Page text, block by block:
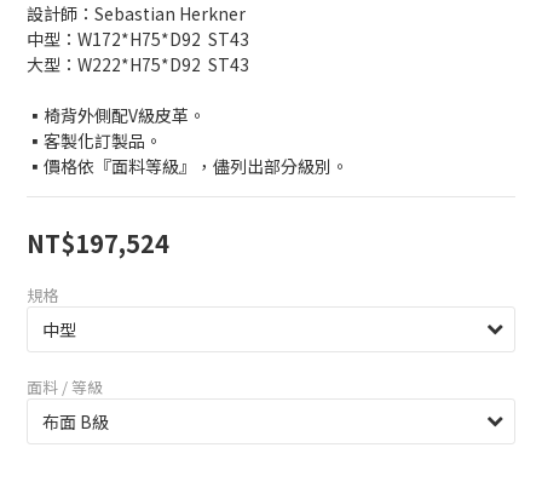
設計師：Sebastian Herkner
中型：W172*H75*D92  ST43
大型：W222*H75*D92  ST43
▪椅背外側配V級皮革。
▪客製化訂製品。
▪價格依『面料等級』，儘列出部分級別。
NT$197,524
規格
面料 / 等級